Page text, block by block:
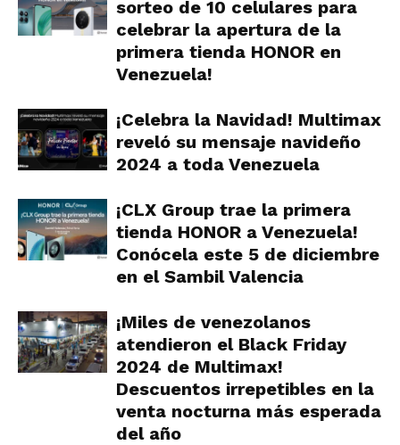
sorteo de 10 celulares para
celebrar la apertura de la
primera tienda HONOR en
Venezuela!
¡Celebra la Navidad! Multimax
reveló su mensaje navideño
2024 a toda Venezuela
¡CLX Group trae la primera
tienda HONOR a Venezuela!
Conócela este 5 de diciembre
en el Sambil Valencia
¡Miles de venezolanos
atendieron el Black Friday
2024 de Multimax!
Descuentos irrepetibles en la
venta nocturna más esperada
del año